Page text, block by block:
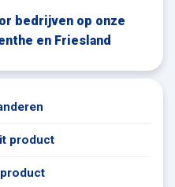
bedrijven op onze
en Friesland
product